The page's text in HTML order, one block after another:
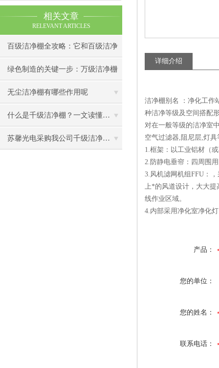
相关文章
RELEVANT ARTICLES
百级洁净棚全攻略：它和百级洁净
室到底有什么区别？
绿色制造的关键一步：万级洁净棚
助力环保型半导体产业发展
无尘洁净棚有哪些作用呢
什么是千级洁净棚？一文读懂其结构特点与局部净化优势
苏馨光电采购我公司千级洁净棚普通工作台一批（7月07日）已顺利交货
详细介绍
洁净棚别名 ：净化工作
种洁净等级及空间搭配
对在一般等级的洁净室
空气过滤器,阻尼层,灯
1.框架：以工业铝材（
2.防静电垂帘：四周围
3.风机滤网机组FFU：
上*的风道设计，大大提
线作业区域。
4.内部采用净化室净化
产品：
您的单位：
您的姓名：
联系电话：